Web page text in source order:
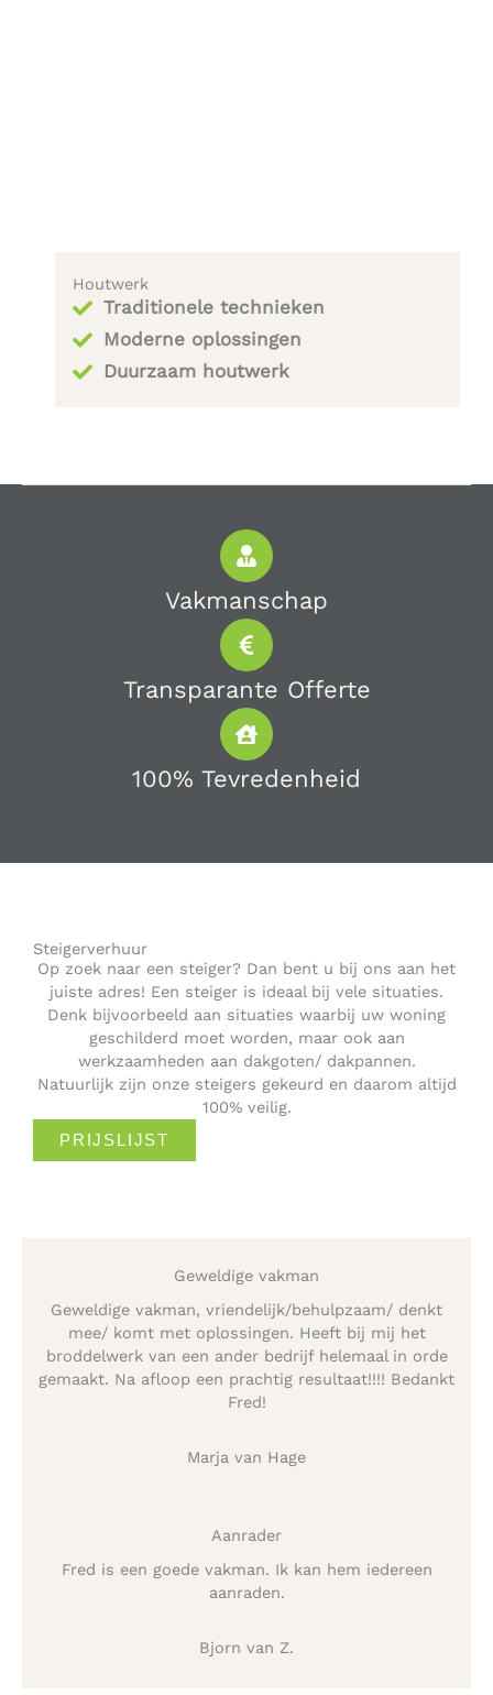
Houtwerk
Traditionele technieken
Moderne oplossingen
Duurzaam houtwerk
Vakmanschap
Transparante Offerte
100% Tevredenheid
Steigerverhuur
Op zoek naar een steiger? Dan bent u bij ons aan het
juiste adres! Een steiger is ideaal bij vele situaties.
Denk bijvoorbeeld aan situaties waarbij uw woning
geschilderd moet worden, maar ook aan
werkzaamheden aan dakgoten/ dakpannen.
Natuurlijk zijn onze steigers gekeurd en daarom altijd
100% veilig.
PRIJSLIJST
Geweldige vakman
Geweldige vakman, vriendelijk/behulpzaam/ denkt
mee/ komt met oplossingen. Heeft bij mij het
broddelwerk van een ander bedrijf helemaal in orde
gemaakt. Na afloop een prachtig resultaat!!!! Bedankt
Fred!
Marja van Hage
Aanrader
Fred is een goede vakman. Ik kan hem iedereen
aanraden.
Bjorn van Z.